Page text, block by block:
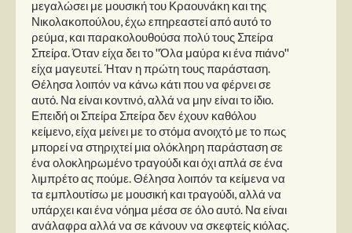
μεγαλώσει με μουσική του Κραουνάκη και της
Νικολακοπούλου, έχω επηρεαστεί από αυτό το
ρεύμα, και παρακολουθούσα πολύ τους Σπείρα
Σπείρα. Όταν είχα δει το ''Όλα μαύρα κι ένα πιάνο''
είχα μαγευτεί. Ήταν η πρώτη τους παράσταση.
Θέλησα λοιπόν να κάνω κάτι που να φέρνει σε
αυτό. Να είναι κοντινό, αλλά να μην είναι το ίδιο.
Επειδή οι Σπείρα Σπείρα δεν έχουν καθόλου
κείμενο, είχα μείνει με το στόμα ανοιχτό με το πως
μπορεί να στηριχτεί μια ολόκληρη παράσταση σε
ένα ολοκληρωμένο τραγούδι και όχι απλά σε ένα
λιμπρέτο ας πούμε. Θέλησα λοιπόν τα κείμενα να
τα εμπλουτίσω με μουσική και τραγούδι, αλλά να
υπάρχει και ένα νόημα μέσα σε όλο αυτό. Να είναι
ανάλαφρα αλλά να σε κάνουν να σκεφτείς κιόλας.